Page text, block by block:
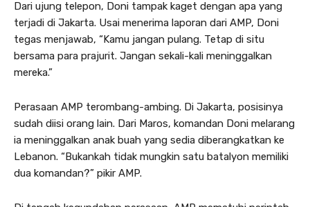
Dari ujung telepon, Doni tampak kaget dengan apa yang
terjadi di Jakarta. Usai menerima laporan dari AMP, Doni
tegas menjawab, “Kamu jangan pulang. Tetap di situ
bersama para prajurit. Jangan sekali-kali meninggalkan
mereka.”
Perasaan AMP terombang-ambing. Di Jakarta, posisinya
sudah diisi orang lain. Dari Maros, komandan Doni melarang
ia meninggalkan anak buah yang sedia diberangkatkan ke
Lebanon. “Bukankah tidak mungkin satu batalyon memiliki
dua komandan?” pikir AMP.